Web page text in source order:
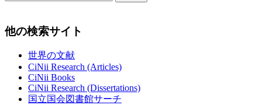
他の検索サイト
世界の文献
CiNii Research (Articles)
CiNii Books
CiNii Research (Dissertations)
国立国会図書館サーチ